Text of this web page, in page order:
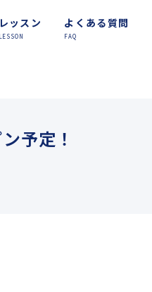
レッスン
LESSON
よくある質問
FAQ
予定！